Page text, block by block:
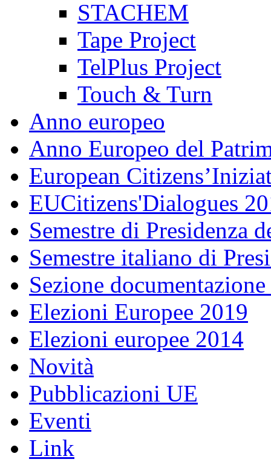
STACHEM
Tape Project
TelPlus Project
Touch & Turn
Anno europeo
Anno Europeo del
European
EUCitizens'Dialogues
Semestre di Presidenza
Semestre italiano di
Sezione
Elezioni Europee 2019
Elezioni europee 2014
Novità
Pubblicazioni UE
Eventi
Link